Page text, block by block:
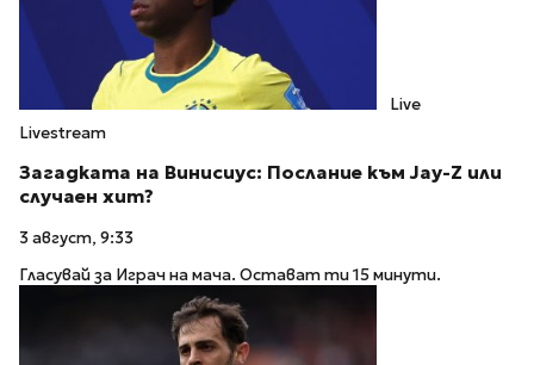
Live
Livestream
Загадката на Винисиус: Послание към Jay-Z или
случаен хит?
3 август, 9:33
Гласувай за Играч на мача. Остават ти 15 минути.